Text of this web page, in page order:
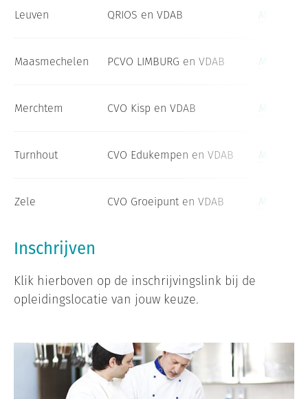
Leuven QRIOS en VDAB Meld je
Maasmechelen PCVO LIMBURG en VDAB Meld je
Merchtem CVO Kisp en VDAB Meld je
Turnhout CVO Edukempen en VDAB Meld je
Zele CVO Groeipunt en VDAB Meld je
Inschrijven
Klik hierboven op de inschrijvingslink bij de
opleidingslocatie van jouw keuze.